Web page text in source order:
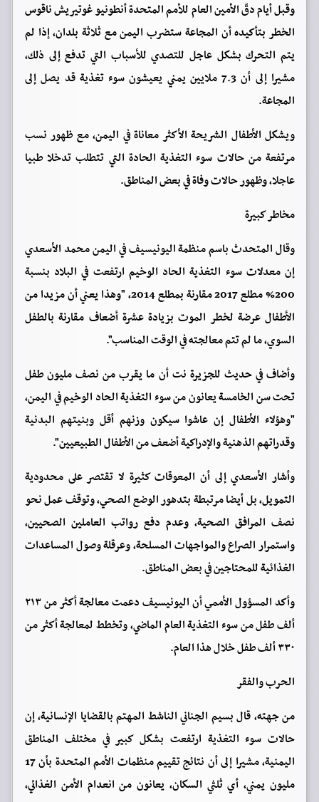
وقبل أيام دقّ الأمين العام للأمم المتحدة أنطونيو غوتيريش ناقوس
الخطر بتأكيده أن المجاعة ستضرب اليمن مع ثلاثة بلدان، إذا لم
يتم التحرك بشكل عاجل للتصدي للأسباب التي تدفع إلى ذلك،
مشيرا إلى أن 7.3 ملايين يمني يعيشون سوء تغذية قد يصل إلى
المجاعة.
ويشكل الأطفال الشريحة الأكثر معاناة في اليمن، مع ظهور نسب
مرتفعة من حالات سوء التغذية الحادة التي تتطلب تدخلا طبيا
عاجلا، وظهور حالات وفاة في بعض المناطق.
مخاطر كبيرة
وقال المتحدث باسم منظمة اليونيسيف في اليمن محمد الأسعدي
إن معدلات سوء التغذية الحاد الوخيم ارتفعت في البلاد بنسبة
200% مطلع 2017 مقارنة بمطلع 2014، "وهذا يعني أن مزيدا من
الأطفال عرضة لخطر الموت بزيادة عشرة أضعاف مقارنة بالطفل
السوي، ما لم تتم معالجته في الوقت المناسب".
وأضاف في حديث للجزيرة نت أن ما يقرب من نصف مليون طفل
تحت سن الخامسة يعانون من سوء التغذية الحاد الوخيم في اليمن،
"وهؤلاء الأطفال إن عاشوا سيكون وزنهم أقل وبنيتهم البدنية
وقدراتهم الذهنية والإدراكية أضعف من الأطفال الطبيعيين".
وأشار الأسعدي إلى أن المعوقات كثيرة لا تقتصر على محدودية
التمويل، بل أيضا مرتبطة بتدهور الوضع الصحي، وتوقف عمل نحو
نصف المرافق الصحية، وعدم دفع رواتب العاملين الصحيين،
واستمرار الصراع والمواجهات المسلحة، وعرقلة وصول المساعدات
الغذائية للمحتاجين في بعض المناطق.
وأكد المسؤول الأممي أن اليونيسيف دعمت معالجة أكثر من ٢١٣
ألف طفل من سوء التغذية العام الماضي، وتخطط لمعالجة أكثر من
٣٣٠ ألف طفل خلال هذا العام.
الحرب والفقر
من جهته، قال بسيم الجناني الناشط المهتم بالقضايا الإنسانية، إن
حالات سوء التغذية ارتفعت بشكل كبير في مختلف المناطق
اليمنية، مشيرا إلى أن نتائج تقييم منظمات الأمم المتحدة بأن 17
مليون يمني، أي ثلثي السكان، يعانون من انعدام الأمن الغذائي،